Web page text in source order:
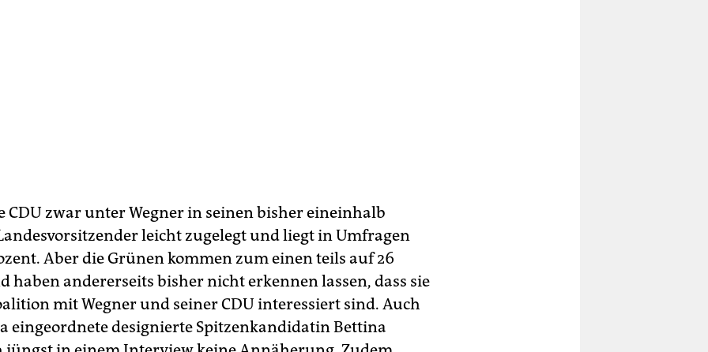
CDU zwar unter Wegner in seinen bisher eineinhalb
leicht zugelegt und liegt in Umfragen
Aber die Grünen kommen zum einen teils auf 26
haben andererseits bisher nicht erkennen lassen, dass sie
mit Wegner und seiner CDU interessiert sind. Auch
eingeordnete designierte Spitzenkandidatin Bettina